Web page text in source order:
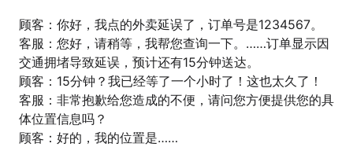
顾客：你好，我点的外卖延误了，订单号是1234567。
客服：您好，请稍等，我帮您查询一下。……订单显示因
交通拥堵导致延误，预计还有15分钟送达。
顾客：15分钟？我已经等了一个小时了！这也太久了！
客服：非常抱歉给您造成的不便，请问您方便提供您的具
体位置信息吗？
顾客：好的，我的位置是……